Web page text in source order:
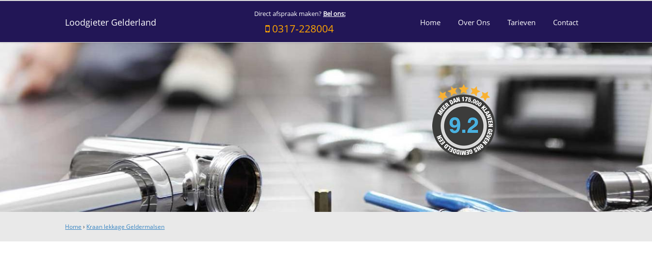
Loodgieter Gelderland
Direct afspraak maken? Bel ons:
0317-228004 Home Over Ons Tarieven Contact
Home › Kraan lekkage Geldermalsen